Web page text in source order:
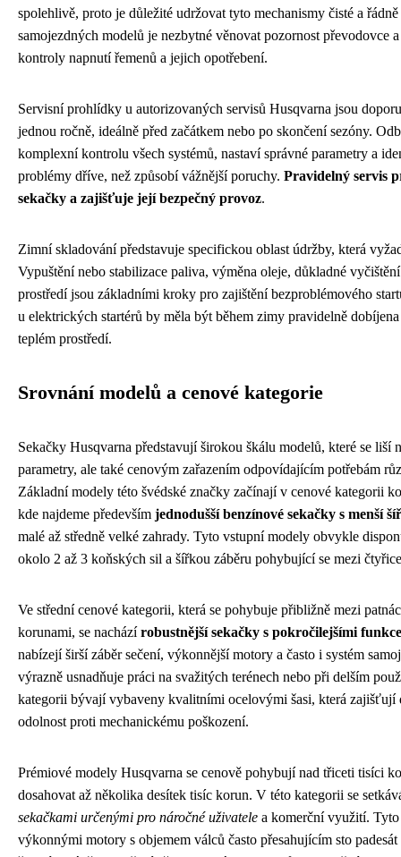
spolehlivě, proto je důležité udržovat tyto mechanismy čisté a
samojezdných modelů je nezbytné věnovat pozornost převodovce
kontroly napnutí řemenů a jejich opotřebení.
Servisní prohlídky u autorizovaných servisů Husqvarna jsou
jednou ročně, ideálně před začátkem nebo po skončení sezóny.
komplexní kontrolu všech systémů, nastaví správné parametry a
problémy dříve, než způsobí vážnější poruchy. Pravidelný servis
sekačky a zajišťuje její bezpečný provoz.
Zimní skladování představuje specifickou oblast údržby, která
Vypuštění nebo stabilizace paliva, výměna oleje, důkladné
prostředí jsou základními kroky pro zajištění bezproblémového
u elektrických startérů by měla být během zimy pravidelně
teplém prostředí.
Srovnání modelů a cenové kategorie
Sekačky Husqvarna představují širokou škálu modelů, které se liší
parametry, ale také cenovým zařazením odpovídajícím potřebám
Základní modely této švédské značky začínají v cenové kategorii
kde najdeme především jednodušší benzínové sekačky s menší
malé až středně velké zahrady. Tyto vstupní modely obvykle
okolo 2 až 3 koňských sil a šířkou záběru pohybující se mezi
Ve střední cenové kategorii, která se pohybuje přibližně mezi
korunami, se nacházírobustnější sekačky s pokročilejšími
nabízejí širší záběr sečení, výkonnější motory a často i systém
výrazně usnadňuje práci na svažitých terénech nebo při delším
kategorii bývají vybaveny kvalitními ocelovými šasi, která zajišťují
odolnost proti mechanickému poškození.
Prémiové modely Husqvarna se cenově pohybují nad třiceti tisíci
dosahovat až několika desítek tisíc korun. V této kategorii se
sekačkami určenými pro náročné uživatele a komerční využití.
výkonnými motory s objemem válců často přesahujícím sto